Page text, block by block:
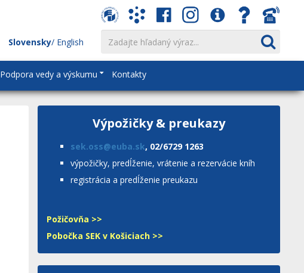
Slovensky English
Podpora vedy a výskumu Kontakty
Výpožičky & preukazy
sek.oss@euba.sk, 02/6729 1263
výpožičky, predĺženie, vrátenie a rezervácie kníh
registrácia a predĺženie preukazu
Požičovňa >>
Pobočka SEK v Košiciach >>